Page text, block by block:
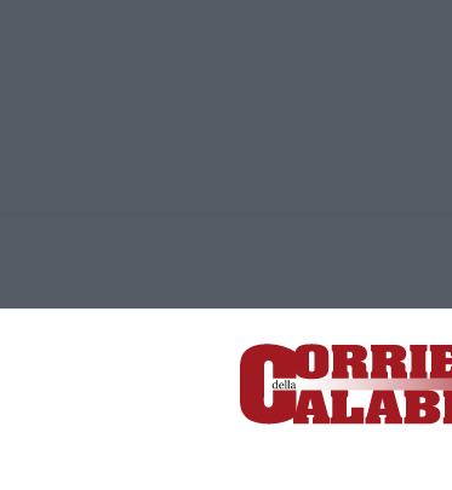
6/G, S.Eufemia, Lamezia Terme (CZ)
5/2011 - Direttore responsabile Paola Militano |Privacy